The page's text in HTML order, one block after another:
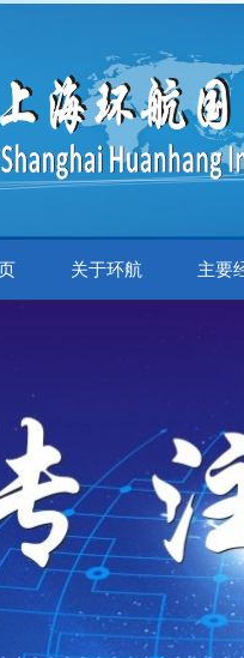
关于环航 主要